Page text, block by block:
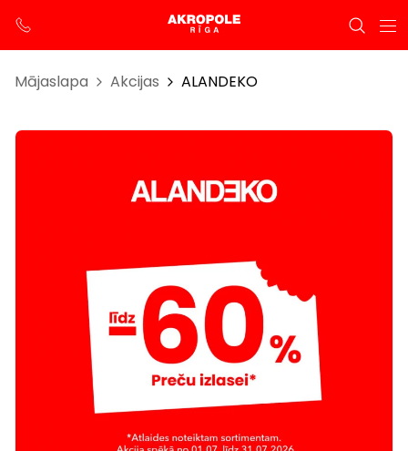
Mājaslapa Akcijas ALANDEKO